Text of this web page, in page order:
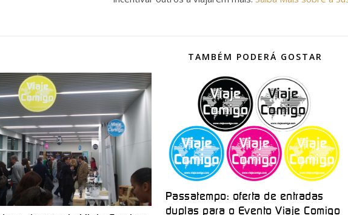
TAMBÉM PODERÁ GOSTAR
Passatempo: oferta de entradas
duplas para o Evento Viaje Comigo